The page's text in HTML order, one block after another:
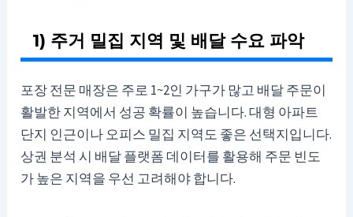
1) 주거 밀집 지역 및 배달 수요 파악
포장 전문 매장은 주로 1~2인 가구가 많고 배달 주문이
활발한 지역에서 성공 확률이 높습니다. 대형 아파트
단지 인근이나 오피스 밀집 지역도 좋은 선택지입니다.
상권 분석 시 배달 플랫폼 데이터를 활용해 주문 빈도
가 높은 지역을 우선 고려해야 합니다.